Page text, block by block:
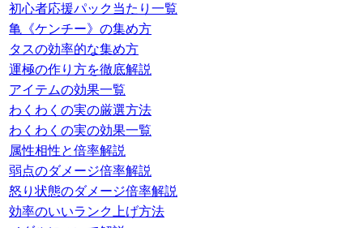
初心者応援パック当たり一覧
亀《ケンチー》の集め方
タスの効率的な集め方
運極の作り方を徹底解説
アイテムの効果一覧
わくわくの実の厳選方法
わくわくの実の効果一覧
属性相性と倍率解説
弱点のダメージ倍率解説
怒り状態のダメージ倍率解説
効率のいいランク上げ方法